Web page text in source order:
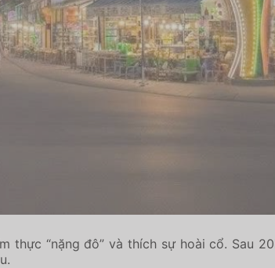
“nặng đô” và thích sự hoài cổ. Sau